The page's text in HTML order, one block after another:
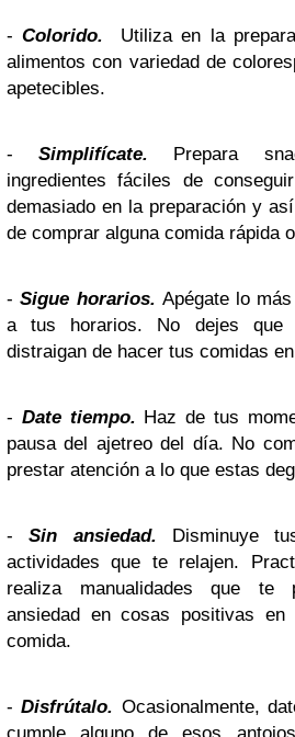
-Colorido.
Utiliza en la
alimentos con variedad de colores
apetecibles.
-Simplifícate.
Prepara
ingredientes fáciles de
demasiado en la preparación y
de comprar alguna comida rápida
-Sigue horarios. Apégate lo
a tus horarios. No dejes que
distraigan de hacer tus comidas
- Date tiempo. Haz de tus
pausa del ajetreo del día. No
prestar atención a lo que estas
-Sin ansiedad.
Disminuye
actividades que te relajen.
realiza manualidades que te
ansiedad en cosas positivas
comida.
-Disfrútalo. Ocasionalmente,
cumple alguno de esos